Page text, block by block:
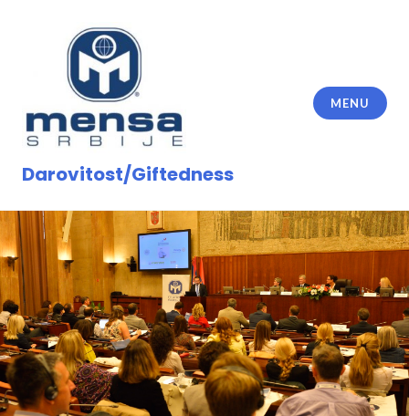
Darovitost/Giftedness
MENU